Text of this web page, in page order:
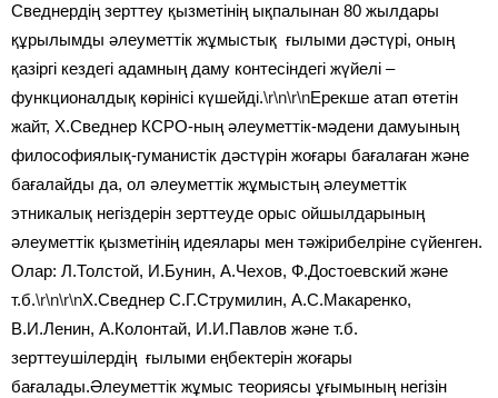
Сведнердің зерттеу қызметінің ықпалынан 80 жылдары
құрылымды әлеуметтік жұмыстық ғылыми дәстүрі, оның
қазіргі кездегі адамның даму контесіндегі жүйелі –
функционалдық көрінісі күшейді.\r\n\r\nЕрекше атап өтетін
жайт, Х.Сведнер КСРО-ның әлеуметтік-мәдени дамуының
философиялық-гуманистік дәстүрін жоғары бағалаған және
бағалайды да, ол әлеуметтік жұмыстың әлеуметтік
этникалық негіздерін зерттеуде орыс ойшылдарының
әлеуметтік қызметінің идеялары мен тәжірибелріне сүйенген.
Олар: Л.Толстой, И.Бунин, А.Чехов, Ф.Достоевский және
т.б.\r\n\r\nХ.Сведнер С.Г.Струмилин, А.С.Макаренко,
В.И.Ленин, А.Колонтай, И.И.Павлов және т.б.
зерттеушілердің ғылыми еңбектерін жоғары
бағалады.Әлеуметтік жұмыс теориясы ұғымының негізін